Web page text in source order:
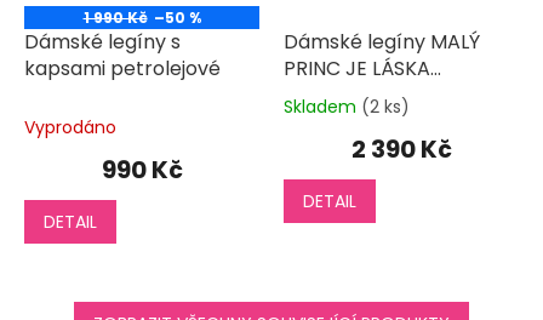
1 990 Kč –50 %
Dámské legíny s
kapsami petrolejové
Vyprodáno
990 Kč
DETAIL
Dámské legíny MALÝ
PRINC JE LÁSKA
zateplené
Průměrné
produktu
je
5,0
z
Skladem (2 ks)
2 390 Kč
DETAIL